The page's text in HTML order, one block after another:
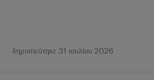
δημοσιεύτηκε 31 ιουλίου 2026